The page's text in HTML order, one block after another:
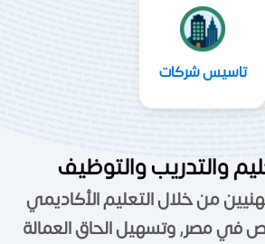
تاسيس شركات
والتدريب والتوظيف
من خلال التعليم الأكاديمي
في مصر, وتسهيل الحاق العمالة